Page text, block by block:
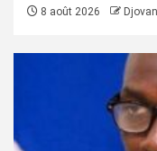
8 août 2026